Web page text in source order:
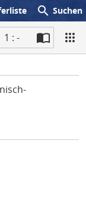
search Suchen
1 : -